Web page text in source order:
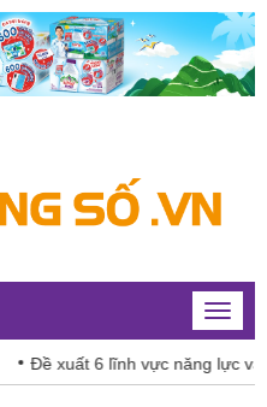
Toggle
Đề xuất 6 lĩnh vực năng lực và 4